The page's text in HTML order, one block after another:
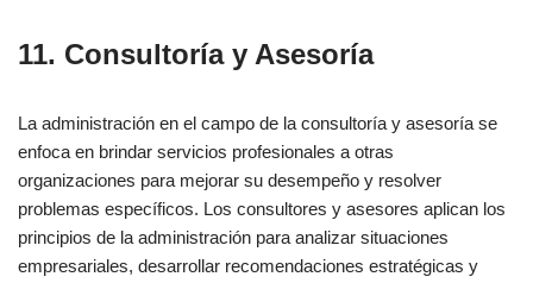
11. Consultoría y Asesoría
La administración en el campo de la consultoría y asesoría se
enfoca en brindar servicios profesionales a otras
organizaciones para mejorar su desempeño y resolver
problemas específicos. Los consultores y asesores aplican los
principios de la administración para analizar situaciones
empresariales, desarrollar recomendaciones estratégicas y